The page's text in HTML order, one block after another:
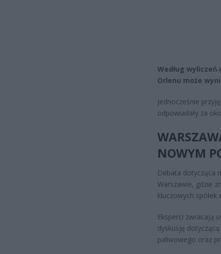
Według
Orlenu może
Jednocześnie
odpowiadały za
NOWYM
Debata dotycząca
Warszawie, gdzie
kluczowych spółek
Eksperci zwracają
dyskusję
paliwowego oraz